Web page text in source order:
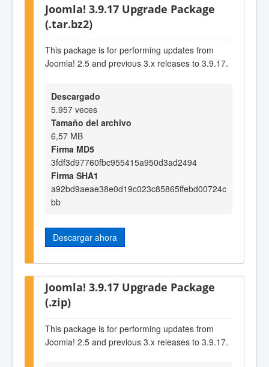
Joomla! 3.9.17 Upgrade Package
(.tar.bz2)
This package is for performing updates from
Joomla! 2.5 and previous 3.x releases to 3.9.17.
Descargado
5.957 veces
Tamaño del archivo
6,57 MB
Firma MD5
3fdf3d97760fbc955415a950d3ad2494
Firma SHA1
a92bd9aeae38e0d19c023c85865ffebd00724c
bb
Descargar ahora
Joomla! 3.9.17 Upgrade Package
(.zip)
This package is for performing updates from
Joomla! 2.5 and previous 3.x releases to 3.9.17.